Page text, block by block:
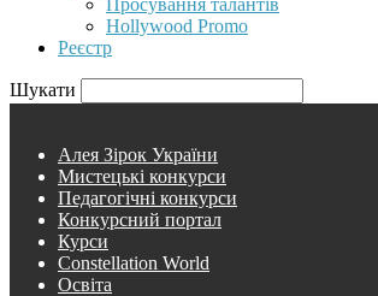
Просування талантів
Hollywood Promo
Реєстр
Шукати
Алея Зірок України
Мистецькі конкурси
Педагогічні конкурси
Конкурсний портал
Курси
Constellation World
Освіта